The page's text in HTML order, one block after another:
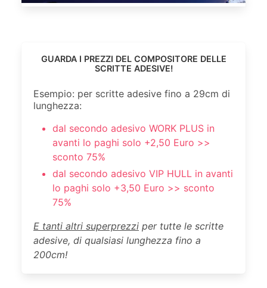
GUARDA I PREZZI DEL COMPOSITORE DELLE
SCRITTE ADESIVE!
Esempio: per scritte adesive fino a 29cm di
lunghezza:
dal secondo adesivo WORK PLUS in
avanti lo paghi solo +2,50 Euro >>
sconto 75%
dal secondo adesivo VIP HULL in avanti
lo paghi solo +3,50 Euro >> sconto
75%
E tanti altri superprezzi per tutte le scritte
adesive, di qualsiasi lunghezza fino a
200cm!